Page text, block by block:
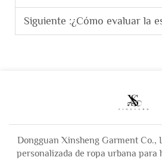
Siguiente :¿Cómo evaluar la especialización en equipos de
Dongguan Xinsheng Garment Co.,
personalizada de ropa urbana para